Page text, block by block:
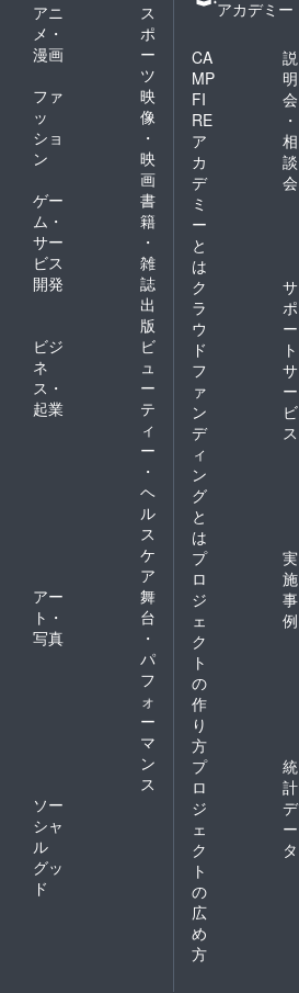
アニ
メ・
漫画
ス
ポ
ー
ツ
ファ
ッ
ショ
ン
映
像
・
映
画
ゲー
ム・
サー
ビス
開発
書
籍
・
雑
誌
出
版
ビジ
ネ
ス・
起業
ビ
ュ
ー
テ
ィ
ー
・
ヘ
ル
ス
ケ
ア
アー
ト・
写真
舞
台
・
パ
フ
ォ
ー
マ
ン
ス
ソー
シャ
ル
グッ
ド
アカデミー
CA
MP
FI
RE
ア
カ
デ
ミ
ー
と
は
説
明
会
・
相
談
会
ク
ラ
ウ
ド
フ
ァ
ン
デ
ィ
ン
グ
と
は
サ
ポ
ー
ト
サ
ー
ビ
ス
プ
ロ
ジ
ェ
ク
ト
の
作
り
方
実
施
事
例
プ
ロ
ジ
ェ
ク
ト
の
広
め
方
統
計
デ
ー
タ